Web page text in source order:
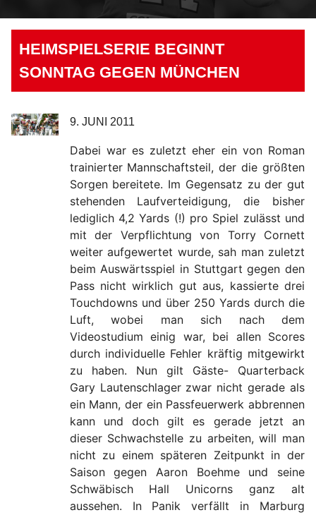
HEIMSPIELSERIE BEGINNT
SONNTAG GEGEN MÜNCHEN
9. JUNI 2011
Dabei war es zuletzt eher ein von Roman
trainierter Mannschaftsteil, der die größten
Sorgen bereitete. Im Gegensatz zu der gut
stehenden Laufverteidigung, die bisher
lediglich 4,2 Yards (!) pro Spiel zulässt und
mit der Verpflichtung von Torry Cornett
weiter aufgewertet wurde, sah man zuletzt
beim Auswärtsspiel in Stuttgart gegen den
Pass nicht wirklich gut aus, kassierte drei
Touchdowns und über 250 Yards durch die
Luft, wobei man sich nach dem
Videostudium einig war, bei allen Scores
durch individuelle Fehler kräftig mitgewirkt
zu haben. Nun gilt Gäste- Quarterback
Gary Lautenschlager zwar nicht gerade als
ein Mann, der ein Passfeuerwerk abbrennen
kann und doch gilt es gerade jetzt an
dieser Schwachstelle zu arbeiten, will man
nicht zu einem späteren Zeitpunkt in der
Saison gegen Aaron Boehme und seine
Schwäbisch Hall Unicorns ganz alt
aussehen. In Panik verfällt in Marburg